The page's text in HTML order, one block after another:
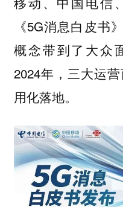
《5G消息白皮书
概念带到了大众
2024年，三大运
用化落地。